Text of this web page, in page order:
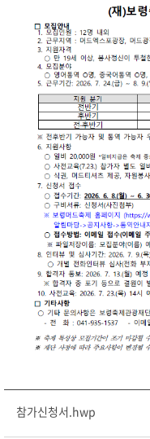
참가신청서.hwp